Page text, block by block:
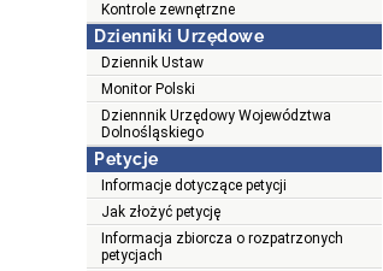
Kontrole zewnętrzne
Dzienniki Urzędowe
Dziennik Ustaw
Monitor Polski
Dziennnik Urzędowy Województwa
Dolnośląskiego
Petycje
Informacje dotyczące petycji
Jak złożyć petycję
Informacja zbiorcza o rozpatrzonych
petycjach